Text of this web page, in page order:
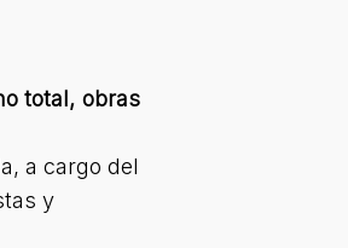
total, obras
a cargo del
y